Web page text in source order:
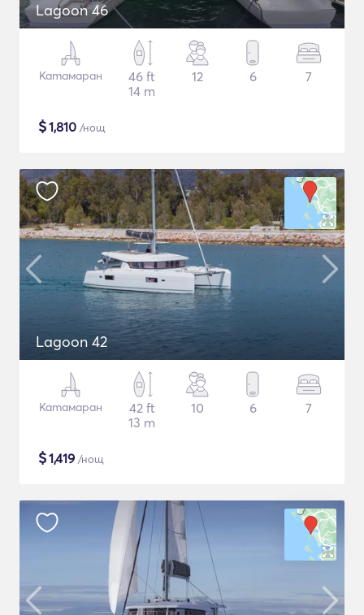
Lagoon 46
Катамаран
46 ft
14 m
12 6 7
$1,810 /нощ
Lagoon 42
Катамаран
42 ft
13 m
10 6 7
$1,419 /нощ